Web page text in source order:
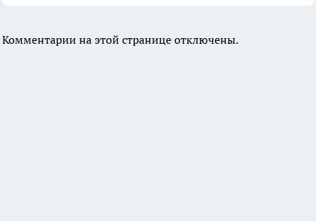
Комментарии на этой странице отключены.